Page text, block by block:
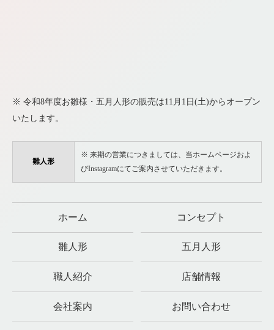
※ 令和8年度お雛様・五月人形の販売は11月1日(土)からオープン
いたします。
雛人形
※ 来期の営業につきましては、当ホームページおよ
びInstagramにてご案内させていただきます。
ホーム コンセプト
雛人形 五月人形
職人紹介 店舗情報
会社案内 お問い合わせ